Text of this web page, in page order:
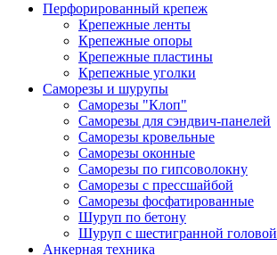
Перфорированный крепеж
Крепежные ленты
Крепежные опоры
Крепежные пластины
Крепежные уголки
Саморезы и шурупы
Саморезы "Клоп"
Саморезы для сэндвич-панелей
Саморезы кровельные
Саморезы оконные
Саморезы по гипсоволокну
Саморезы с прессшайбой
Саморезы фосфатированные
Шуруп по бетону
Шуруп с шестигранной головой
Анкерная техника